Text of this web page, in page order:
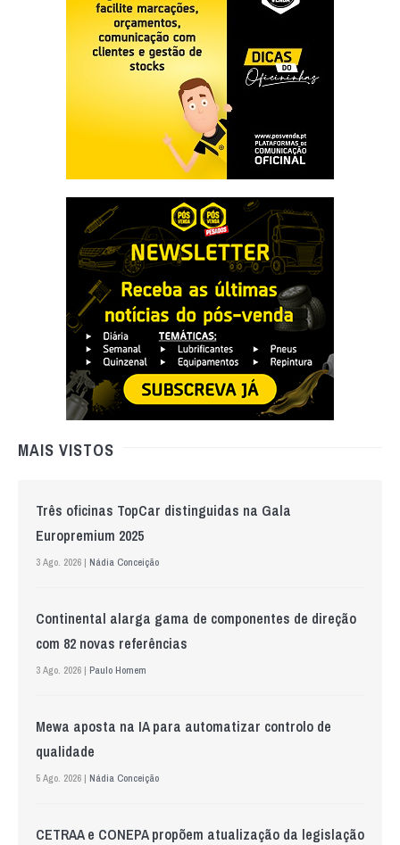
MAIS VISTOS
Três oficinas TopCar distinguidas na Gala
Europremium 2025
3 Ago. 2026 | Nádia Conceição
Continental alarga gama de componentes de direção
com 82 novas referências
3 Ago. 2026 | Paulo Homem
Mewa aposta na IA para automatizar controlo de
qualidade
5 Ago. 2026 | Nádia Conceição
CETRAA e CONEPA propõem atualização da legislação